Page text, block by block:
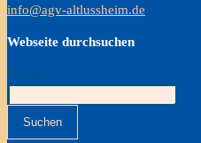
info@agv-altlussheim.de
Webseite durchsuchen
Suchen
Suchen